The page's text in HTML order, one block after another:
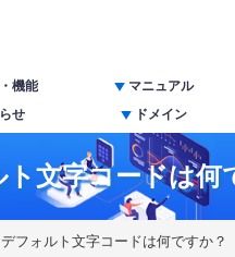
機能
マニュアル
せ ドメイン
文字コードは何
フォルト文字コードは何ですか？